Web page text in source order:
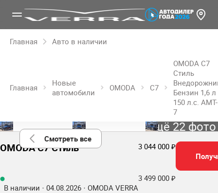
Главная Авто в наличии
Главная
Новые
автомобили
OMODA C7
OMODA C7
Стиль
Бензин 1,6 л
150 л.с. AMT-
7
Ещё 22 фото
Смотреть все
OMODA C7 Стиль 3 044 000 ₽
В наличии · 04.08.2026 · OMODA VERRA
3 499 000 ₽